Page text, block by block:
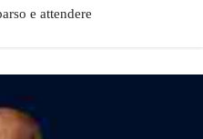
e attendere